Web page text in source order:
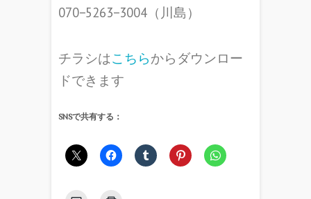
070−5263−3004（川島）
チラシはこちらからダウンロー
ドできます
SNSで共有する：